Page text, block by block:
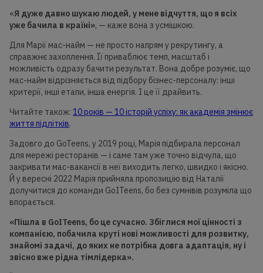
«Я дуже давно шукаю людей, у мене відчуття, що я всіх
уже бачила в країні», — каже вона з усмішкою.
Для Марії мас-найм — не просто напрям у рекрутингу, а
справжнє захоплення. Її приваблює темп, масштаб і
можливість одразу бачити результат. Вона добре розуміє, що
мас-найм відрізняється від підбору бізнес-персоналу: інші
критерії, інші етапи, інша енергія. І це її драйвить.
Читайте також: 10 років — 10 історій успіху: як академія змінює
життя підлітків.
Задовго до GoTeens, у 2019 році, Марія підбирала персонал
для мережі ресторанів — і саме там уже точно відчула, що
закривати мас-вакансії в неї виходить легко, швидко і якісно.
Й у вересні 2022 Марія прийняла пропозицію від Наталії
долучитися до команди GoITeens, бо без сумнівів розуміла що
впорається.
«Пішла в GoITeens, бо це сучасно. Збіглися мої цінності з
компанією, побачила круті нові можливості для розвитку,
знайомі задачі, до яких не потрібна довга адаптація, ну і
звісно вже рідна тімлідерка».